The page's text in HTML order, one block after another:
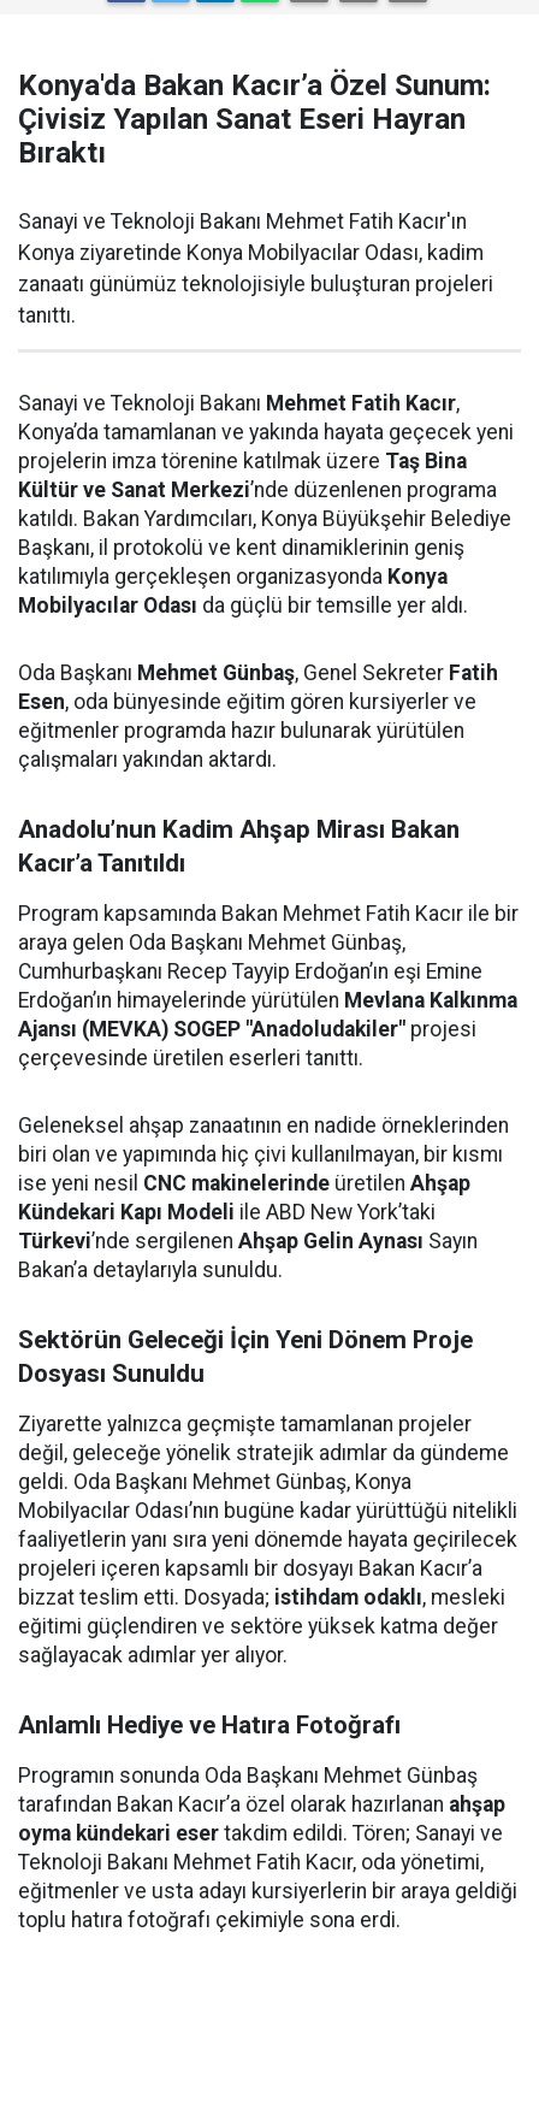
Konya'da Bakan Kacır’a Özel Sunum:
Çivisiz Yapılan Sanat Eseri Hayran
Bıraktı
Sanayi ve Teknoloji Bakanı Mehmet Fatih Kacır'ın
Konya ziyaretinde Konya Mobilyacılar Odası, kadim
zanaatı günümüz teknolojisiyle buluşturan projeleri
tanıttı.
Sanayi ve Teknoloji Bakanı Mehmet Fatih Kacır,
Konya’da tamamlanan ve yakında hayata geçecek yeni
projelerin imza törenine katılmak üzere Taş Bina
Kültür ve Sanat Merkezi’nde düzenlenen programa
katıldı. Bakan Yardımcıları, Konya Büyükşehir Belediye
Başkanı, il protokolü ve kent dinamiklerinin geniş
katılımıyla gerçekleşen organizasyonda Konya
Mobilyacılar Odası da güçlü bir temsille yer aldı.
Oda Başkanı Mehmet Günbaş, Genel Sekreter Fatih
Esen, oda bünyesinde eğitim gören kursiyerler ve
eğitmenler programda hazır bulunarak yürütülen
çalışmaları yakından aktardı.
Anadolu’nun Kadim Ahşap Mirası Bakan
Kacır’a Tanıtıldı
Program kapsamında Bakan Mehmet Fatih Kacır ile bir
araya gelen Oda Başkanı Mehmet Günbaş,
Cumhurbaşkanı Recep Tayyip Erdoğan’ın eşi Emine
Erdoğan’ın himayelerinde yürütülen Mevlana Kalkınma
Ajansı (MEVKA) SOGEP "Anadoludakiler" projesi
çerçevesinde üretilen eserleri tanıttı.
Geleneksel ahşap zanaatının en nadide örneklerinden
biri olan ve yapımında hiç çivi kullanılmayan, bir kısmı
ise yeni nesil CNC makinelerinde üretilen Ahşap
Kündekari Kapı Modeli ile ABD New York’taki
Türkevi’nde sergilenen Ahşap Gelin Aynası Sayın
Bakan’a detaylarıyla sunuldu.
Sektörün Geleceği İçin Yeni Dönem Proje
Dosyası Sunuldu
Ziyarette yalnızca geçmişte tamamlanan projeler
değil, geleceğe yönelik stratejik adımlar da gündeme
geldi. Oda Başkanı Mehmet Günbaş, Konya
Mobilyacılar Odası’nın bugüne kadar yürüttüğü nitelikli
faaliyetlerin yanı sıra yeni dönemde hayata geçirilecek
projeleri içeren kapsamlı bir dosyayı Bakan Kacır’a
bizzat teslim etti. Dosyada; istihdam odaklı, mesleki
eğitimi güçlendiren ve sektöre yüksek katma değer
sağlayacak adımlar yer alıyor.
Anlamlı Hediye ve Hatıra Fotoğrafı
Programın sonunda Oda Başkanı Mehmet Günbaş
tarafından Bakan Kacır’a özel olarak hazırlanan ahşap
oyma kündekari eser takdim edildi. Tören; Sanayi ve
Teknoloji Bakanı Mehmet Fatih Kacır, oda yönetimi,
eğitmenler ve usta adayı kursiyerlerin bir araya geldiği
toplu hatıra fotoğrafı çekimiyle sona erdi.